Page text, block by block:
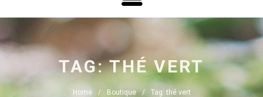
TAG: THÉ VERT
Home Boutique Tag: thé vert